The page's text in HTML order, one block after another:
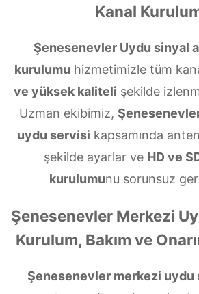
Kanal
Şenesenevler Uydu sinyal
kurulumu hizmetimizle tüm
ve yüksek kaliteli şekilde
Uzman ekibimiz,
uydu servisi kapsamında
şekilde ayarlar ve HD ve
kurulumunu sorunsuz
Şenesenevler Merkezi
Kurulum, Bakım ve
Şenesenevler merkezi uydu